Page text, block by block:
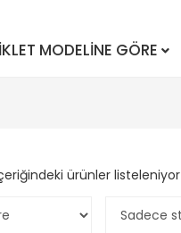
MODELINE GÖRE
ürünler listeleniyor